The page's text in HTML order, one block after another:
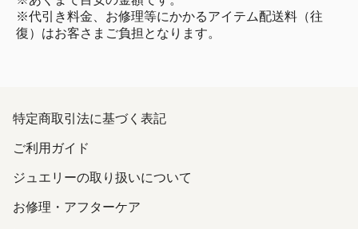
※代引き料金、お修理等にかかるアイテム配送料（往
復）はお客さまご負担となります。
特定商取引法に基づく表記
ご利用ガイド
ジュエリーの取り扱いについて
お修理・アフターケア